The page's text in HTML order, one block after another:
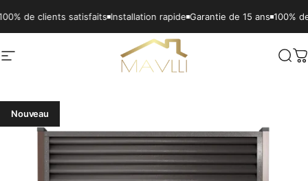
satisfaits Installation rapide Garantie de 15 ans 100% de clients
Navigation Mavlli
Nouveau